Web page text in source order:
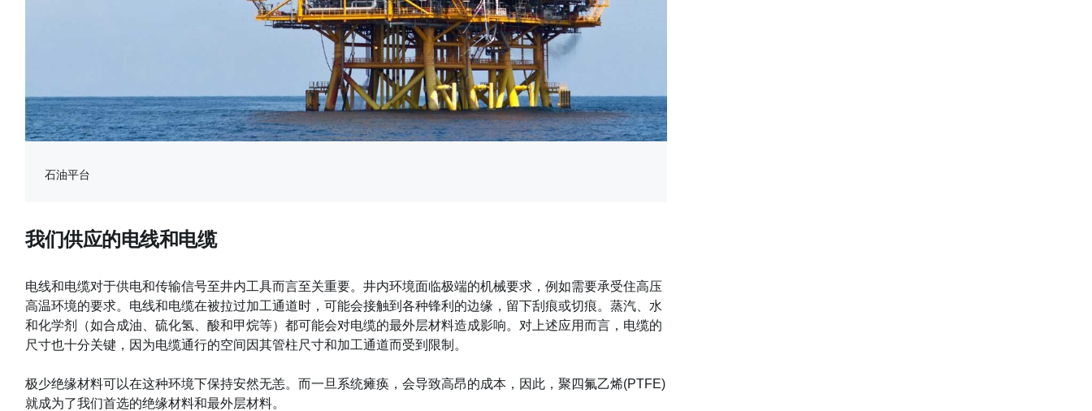
石油平台
我们供应的电线和电缆
电线和电缆对于供电和传输信号至井内工具而言至关重要。井内环境面临极端的机械要求，例如需要承受住高压
高温环境的要求。电线和电缆在被拉过加工通道时，可能会接触到各种锋利的边缘，留下刮痕或切痕。蒸汽、水
和化学剂（如合成油、硫化氢、酸和甲烷等）都可能会对电缆的最外层材料造成影响。对上述应用而言，电缆的
尺寸也十分关键，因为电缆通行的空间因其管柱尺寸和加工通道而受到限制。
极少绝缘材料可以在这种环境下保持安然无恙。而一旦系统瘫痪，会导致高昂的成本，因此，聚四氟乙烯(PTFE)
就成为了我们首选的绝缘材料和最外层材料。